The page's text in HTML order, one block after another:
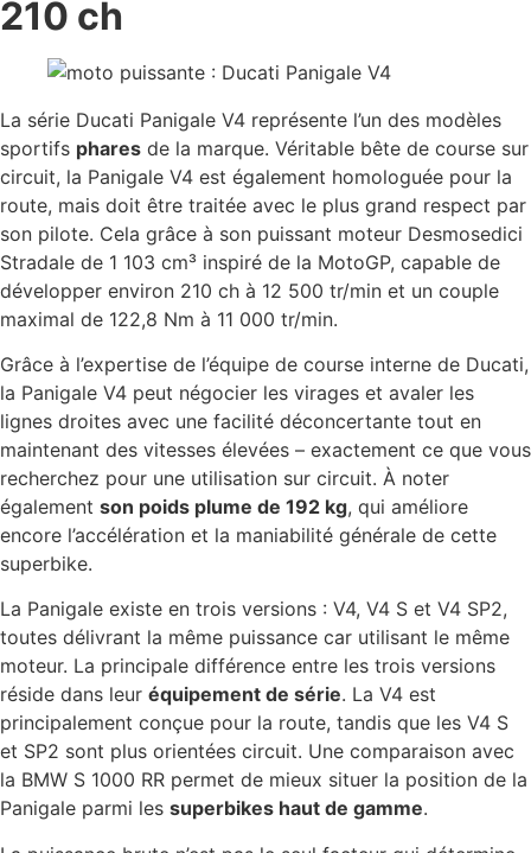
210 ch
La série Ducati Panigale V4 représente l’un des modèles
sportifs phares de la marque. Véritable bête de course sur
circuit, la Panigale V4 est également homologuée pour la
route, mais doit être traitée avec le plus grand respect par
son pilote. Cela grâce à son puissant moteur Desmosedici
Stradale de 1 103 cm³ inspiré de la MotoGP, capable de
développer environ 210 ch à 12 500 tr/min et un couple
maximal de 122,8 Nm à 11 000 tr/min.
Grâce à l’expertise de l’équipe de course interne de Ducati,
la Panigale V4 peut négocier les virages et avaler les
lignes droites avec une facilité déconcertante tout en
maintenant des vitesses élevées – exactement ce que vous
recherchez pour une utilisation sur circuit. À noter
également son poids plume de 192 kg, qui améliore
encore l’accélération et la maniabilité générale de cette
superbike.
La Panigale existe en trois versions : V4, V4 S et V4 SP2,
toutes délivrant la même puissance car utilisant le même
moteur. La principale différence entre les trois versions
réside dans leur équipement de série. La V4 est
principalement conçue pour la route, tandis que les V4 S
et SP2 sont plus orientées circuit. Une comparaison avec
la BMW S 1000 RR permet de mieux situer la position de la
Panigale parmi les superbikes haut de gamme.